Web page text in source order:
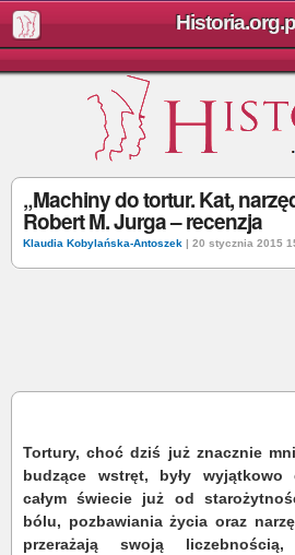
Historia.org.pl
„Machiny do tortur. Kat,
Robert M. Jurga – recenzja
Klaudia Kobylańska-Antoszek | 20 stycznia 2015
Tortury, choć dziś już znacznie
budzące wstręt, były
całym świecie już od
bólu, pozbawiania życia oraz
przerażają swoją